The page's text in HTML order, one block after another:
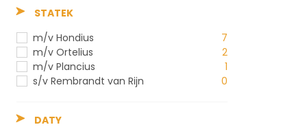
STATEK
m/v Hondius
7
m/v Ortelius
2
m/v Plancius
1
s/v Rembrandt van Rijn
0
DATY